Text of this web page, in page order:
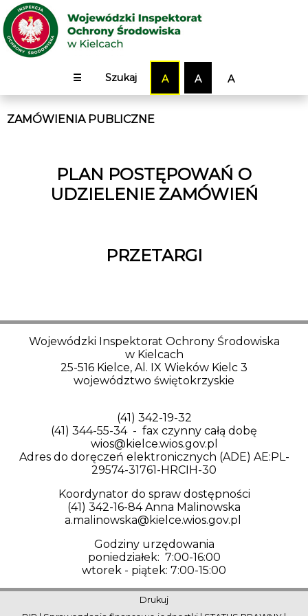
☰ Szukaj A A A
ZAMÓWIENIA PUBLICZNE
PLAN POSTĘPOWAŃ O
UDZIELENIE ZAMÓWIEŃ
PRZETARGI
Wojewódzki Inspektorat Ochrony Środowiska
w Kielcach
25-516 Kielce, Al. IX Wieków Kielc 3
województwo świętokrzyskie
(41) 342-19-32
(41) 344-55-34 - fax czynny całą dobę
wios@kielce.wios.gov.pl
Adres do doręczeń elektronicznych (ADE) AE:PL-
29574-31761-HRCIH-30
Koordynator do spraw dostępności
(41) 342-16-84 Anna Malinowska
a.malinowska@kielce.wios.gov.pl
Godziny urzędowania
poniedziałek: 7:00-16:00
wtorek - piątek: 7:00-15:00
Drukuj